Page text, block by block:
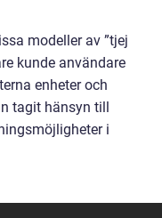
modeller av ”tjej
kunde användare
enheter och
tagit hänsyn till
i